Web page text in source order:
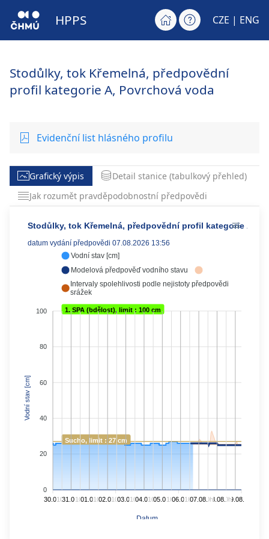
HPPS CZE | ENG
Stodůlky, tok Křemelná, předpovědní
profil kategorie A, Povrchová voda
Evidenční list hlásného profilu
Grafický výpis
Detail stanice (tabulkový přehled)
Jak rozumět pravděpodobnostní předpovědi
Vodní stav [cm]
Modelová předpověď vodního stavu
Intervaly spolehlivosti podle nejistoty předpovědi
srážek
Stodůlky, tok Křemelná, předpovědní profil kategorie A
datum vydání předpovědi 07.08.2026 13:56
100
80
60
40
20
0
Vodní stav [cm]
Datum
Sucho, limit : 27 cm
1. SPA (bdělost), limit : 100 cm
30.07.10h31.07.10h01.08.10h02.08.10h03.08.10h04.08.10h05.08.10h06.08.10h 09.08.
10h
08.08.
10h
07.08.